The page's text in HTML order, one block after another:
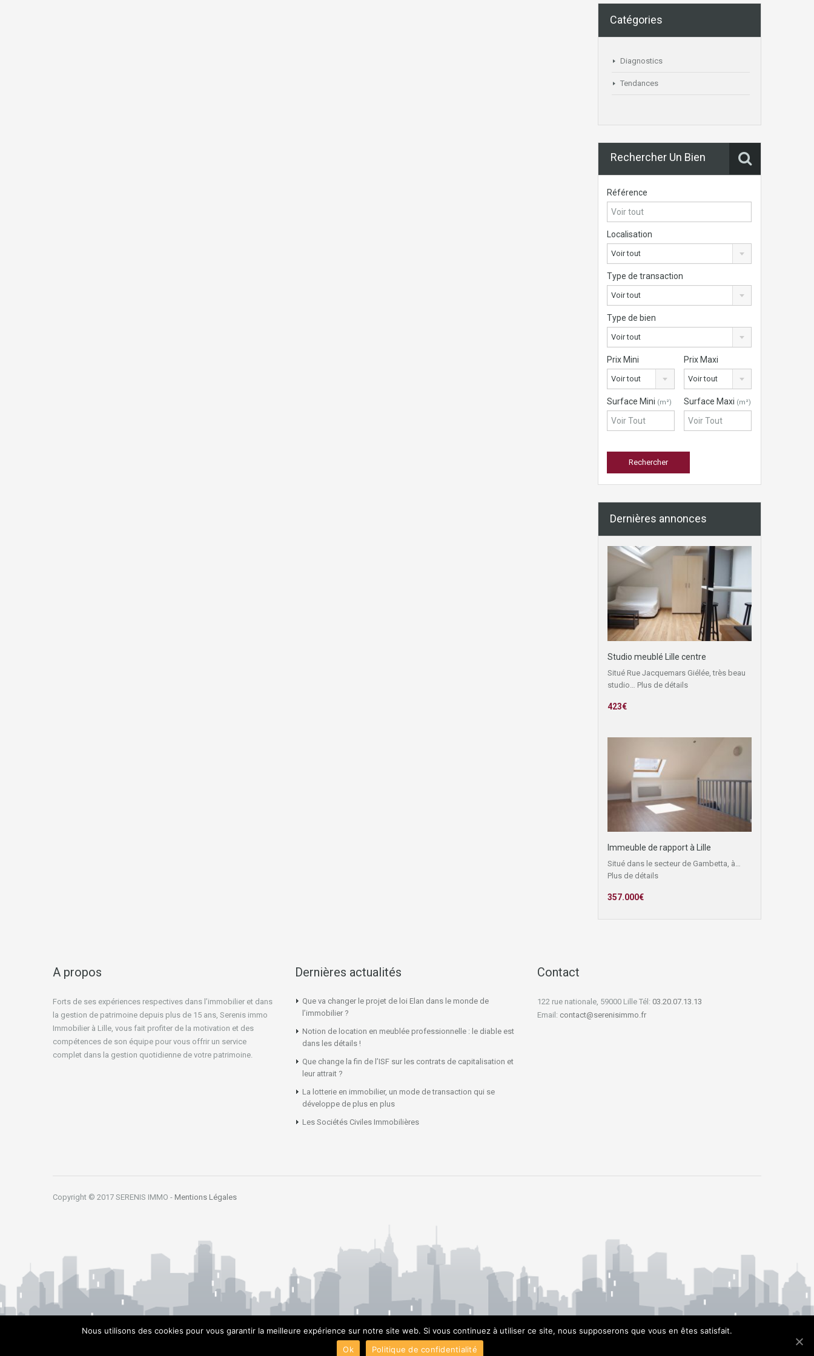
Catégories
Diagnostics
Tendances
Rechercher Un Bien
Référence
Localisation
Voir tout
Type de transaction
Voir tout
Type de bien
Voir tout
Prix Mini
Voir tout
Prix Maxi
Voir tout
Surface Mini (m²) Surface Maxi (m²)
Dernières annonces
Studio meublé Lille centre
Situé Rue Jacquemars Giélée, très beau
studio… Plus de détails
423€
Immeuble de rapport à Lille
Situé dans le secteur de Gambetta, à…
Plus de détails
357.000€
A propos
Forts de ses expériences respectives dans l’immobilier et dans
la gestion de patrimoine depuis plus de 15 ans, Serenis immo
Immobilier à Lille, vous fait profiter de la motivation et des
compétences de son équipe pour vous offrir un service
complet dans la gestion quotidienne de votre patrimoine.
Dernières actualités
Que va changer le projet de loi Elan dans le monde de
l’immobilier ?
Notion de location en meublée professionnelle : le diable est
dans les détails !
Que change la fin de l’ISF sur les contrats de capitalisation et
leur attrait ?
La lotterie en immobilier, un mode de transaction qui se
développe de plus en plus
Les Sociétés Civiles Immobilières
Contact
122 rue nationale, 59000 Lille Tél: 03.20.07.13.13
Email: contact@serenisimmo.fr
Copyright © 2017 SERENIS IMMO - Mentions Légales
Nous utilisons des cookies pour vous garantir la meilleure expérience sur notre site web. Si vous continuez à utiliser ce site, nous supposerons que vous en êtes satisfait.
Ok
Politique de confidentialité